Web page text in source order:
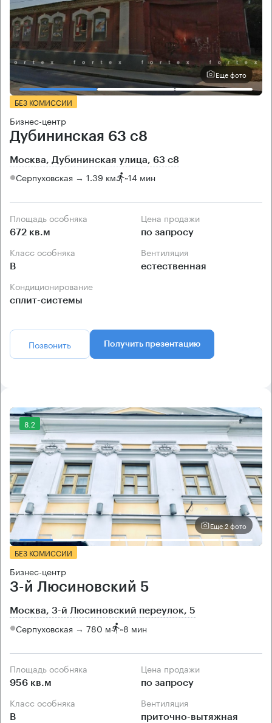
Еще фото
БЕЗ КОМИССИИ
Бизнес-центр
Дубининская 63 с8
Москва, Дубининская улица, 63 с8
Серпуховская → 1.39 км ~14 мин
Площадь особняка
672 кв.м
Цена продажи
по запросу
Класс особняка
B
Вентиляция
естественная
Кондиционирование
сплит-системы
Позвонить Получить презентацию
8.2
Еще 2 фото
БЕЗ КОМИССИИ
Бизнес-центр
3-й Люсиновский 5
Москва, 3-й Люсиновский переулок, 5
Серпуховская → 780 м ~8 мин
Площадь особняка
956 кв.м
Цена продажи
по запросу
Класс особняка
B
Вентиляция
приточно-вытяжная